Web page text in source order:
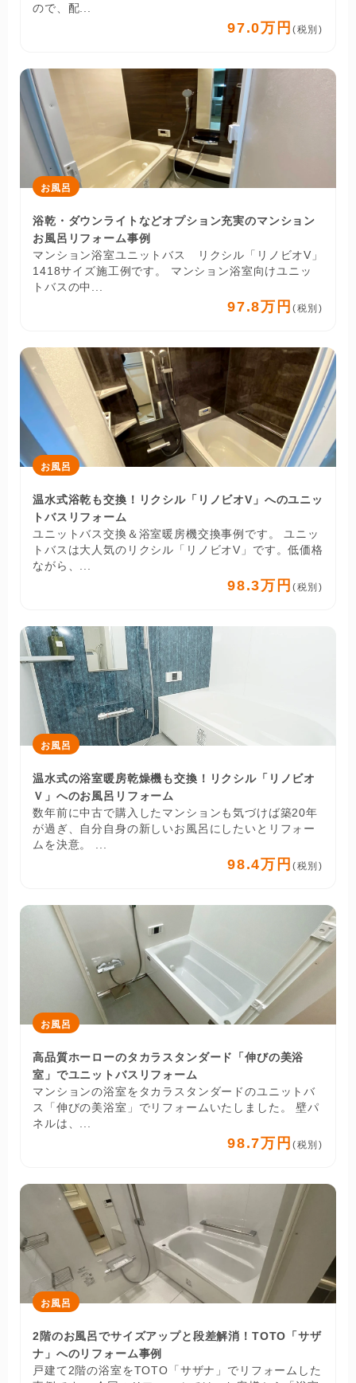
ので、配...
97.0万円 (税別)
お風呂
浴乾・ダウンライトなどオプション充実のマンション
お風呂リフォーム事例
マンション浴室ユニットバス リクシル「リノビオV」
1418サイズ施工例です。 マンション浴室向けユニッ
トバスの中...
97.8万円 (税別)
お風呂
温水式浴乾も交換！リクシル「リノビオV」へのユニッ
トバスリフォーム
ユニットバス交換＆浴室暖房機交換事例です。 ユニッ
トバスは大人気のリクシル「リノビオV」です。低価格
ながら、...
98.3万円 (税別)
お風呂
温水式の浴室暖房乾燥機も交換！リクシル「リノビオ
Ｖ」へのお風呂リフォーム
数年前に中古で購入したマンションも気づけば築20年
が過ぎ、自分自身の新しいお風呂にしたいとリフォー
ムを決意。 ...
98.4万円 (税別)
お風呂
高品質ホーローのタカラスタンダード「伸びの美浴
室」でユニットバスリフォーム
マンションの浴室をタカラスタンダードのユニットバ
ス「伸びの美浴室」でリフォームいたしました。 壁パ
ネルは、...
98.7万円 (税別)
お風呂
2階のお風呂でサイズアップと段差解消！TOTO「サザ
ナ」へのリフォーム事例
戸建て2階の浴室をTOTO「サザナ」でリフォームした